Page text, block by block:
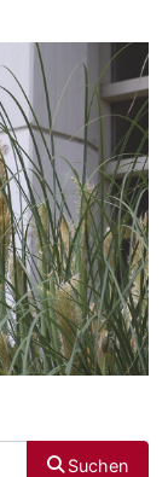
Suchen